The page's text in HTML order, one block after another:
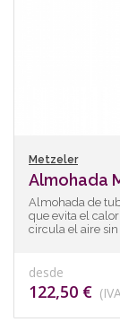
Metzeler
Almohada
Almohada de
que evita el
circula el aire
desde
122,50 €